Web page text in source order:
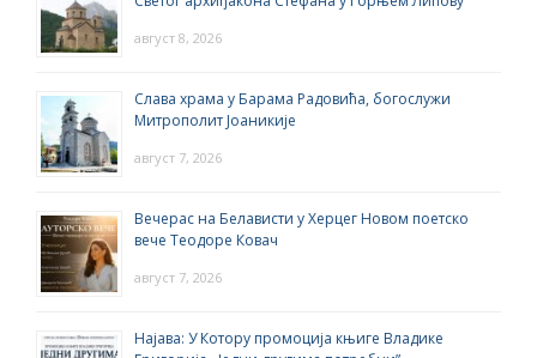
август 8, 2026
Слава храма у Барама Радовића, богослужи
Митрополит Јоаникије
август 7, 2026
Вечерас на Белависти у Херцег Новом поетско
вече Теодоре Ковач
август 7, 2026
Најава: У Котору промоција књиге Владике